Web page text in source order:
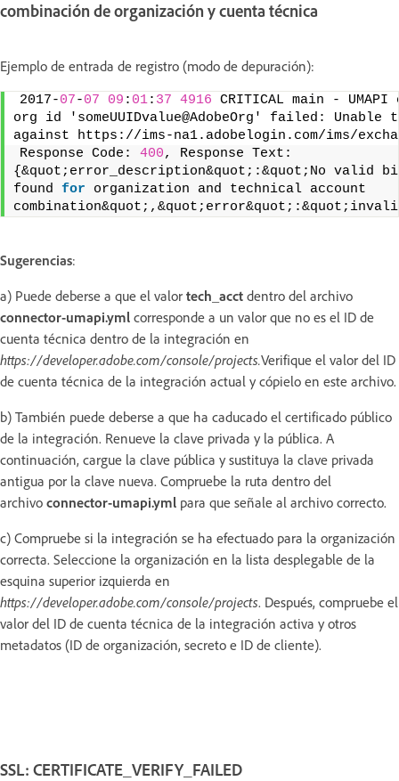
combinación de organización y cuenta técnica
Ejemplo de entrada de registro (modo de depuración):
2017-07-07 09 : 01: 37 4916 CRITICAL main -
org id 'someUUIDvalue@AdobeOrg' failed: Unable
against https://ims-na1.adobelogin.com/ims/
Response Code: 400, Response Text:
{&quot;error_description&quot;:&quot;No valid
found for organization and technical account
Sugerencias:
a) Puede deberse a que el valor tech_acct dentro del archivo
connector-umapi.yml corresponde a un valor que no es el ID de
cuenta técnica dentro de la integración en
https://developer.adobe.com/console/projects.Verifique el valor del ID
de cuenta técnica de la integración actual y cópielo en este archivo.
b) También puede deberse a que ha caducado el certificado público
de la integración. Renueve la clave privada y la pública. A
continuación, cargue la clave pública y sustituya la clave privada
antigua por la clave nueva. Compruebe la ruta dentro del
archivo connector-umapi.yml para que señale al archivo correcto.
c) Compruebe si la integración se ha efectuado para la organización
correcta. Seleccione la organización en la lista desplegable de la
esquina superior izquierda en
https://developer.adobe.com/console/projects. Después, compruebe el
valor del ID de cuenta técnica de la integración activa y otros
metadatos (ID de organización, secreto e ID de cliente).
SSL: CERTIFICATE_VERIFY_FAILED